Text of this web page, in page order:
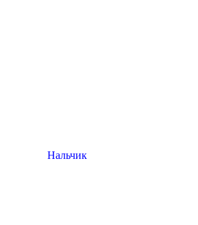
Нальчик